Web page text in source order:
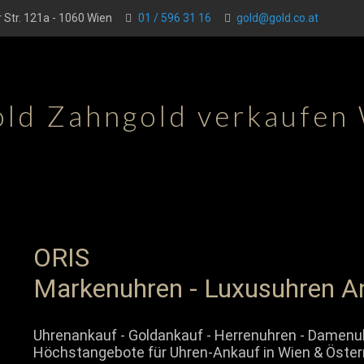
121a - 1060 Wien 01 / 596 31 16 gold@gold.co.at
Zahngold verkaufen